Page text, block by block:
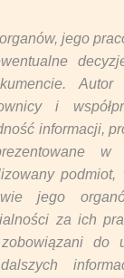
jego
Autor
i
informacji,
w
jego
za ich
do